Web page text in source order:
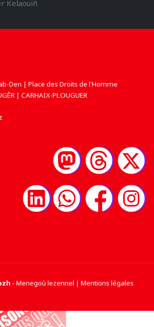
Den | Place des Droits de l'Homme
| CARHAIX-PLOUGUER
- Menegoù lezennel | Mentions légales